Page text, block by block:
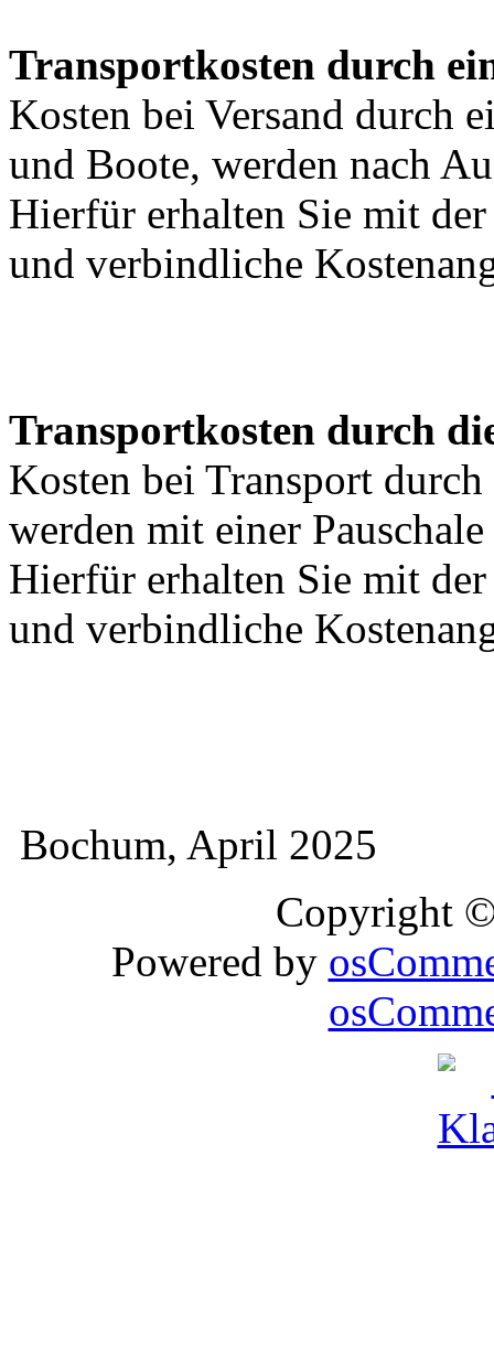
Transportkosten durch
Kosten bei Versand durch
und Boote, werden nach
Hierfür erhalten Sie mit
und verbindliche
Transportkosten durch
Kosten bei Transport
werden mit einer
Hierfür erhalten Sie mit
und verbindliche
Bochum, April 2025
Copyright
Powered by